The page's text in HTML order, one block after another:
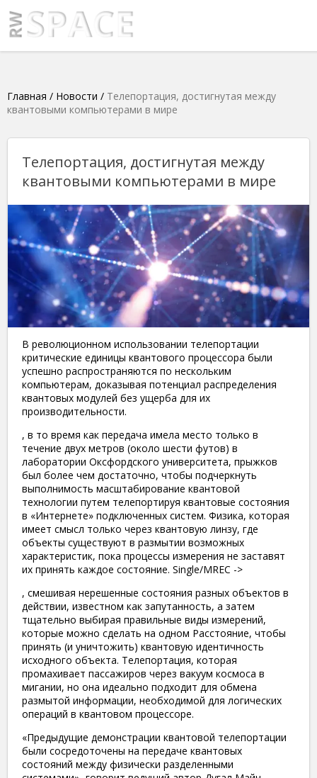
Главная / Новости / Телепортация, достигнутая между
квантовыми компьютерами в мире
Телепортация, достигнутая между
квантовыми компьютерами в мире
В революционном использовании телепортации
критические единицы квантового процессора были
успешно распространяются по нескольким
компьютерам, доказывая потенциал распределения
квантовых модулей без ущерба для их
производительности.
, в то время как передача имела место только в
течение двух метров (около шести футов) в
лаборатории Оксфордского университета, прыжков
был более чем достаточно, чтобы подчеркнуть
выполнимость масштабирование квантовой
технологии путем телепортируя квантовые состояния
в «Интернете» подключенных систем. Физика, которая
имеет смысл только через квантовую линзу, где
объекты существуют в размытии возможных
характеристик, пока процессы измерения не заставят
их принять каждое состояние. Single/MREC ->
, смешивая нерешенные состояния разных объектов в
действии, известном как запутанность, а затем
тщательно выбирая правильные виды измерений,
которые можно сделать на одном Расстояние, чтобы
принять (и уничтожить) квантовую идентичность
исходного объекта. Телепортация, которая
промахивает пассажиров через вакуум космоса в
мигании, но она идеально подходит для обмена
размытой информации, необходимой для логических
операций в квантовом процессоре.
«Предыдущие демонстрации квантовой телепортации
были сосредоточены на передаче квантовых
состояний между физически разделенными